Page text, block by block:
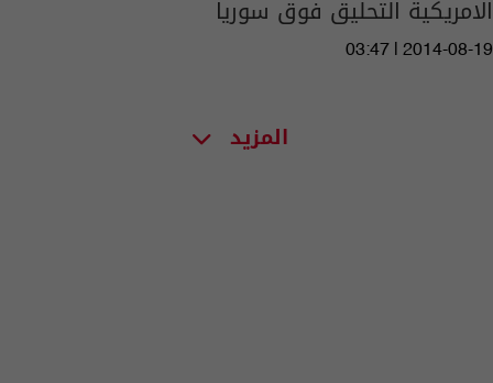
الامريكية التحليق فوق سوريا
03:47 | 2014-08-19
المزيد